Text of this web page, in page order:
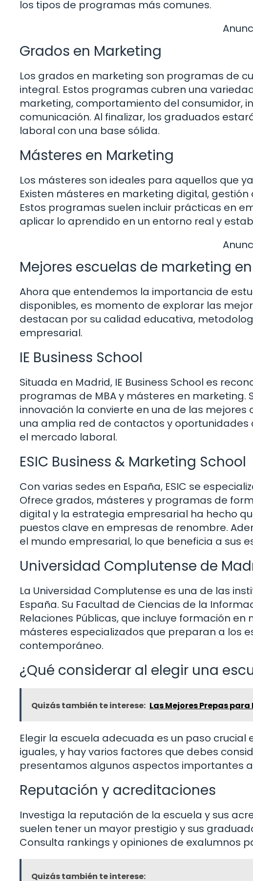
los tipos de programas más comunes.
Grados en Marketing
Los grados en marketing son programas de
integral. Estos programas cubren una
marketing, comportamiento del consumidor,
comunicación. Al finalizar, los graduados
laboral con una base sólida.
Másteres en Marketing
Los másteres son ideales para aquellos que
Existen másteres en marketing digital,
Estos programas suelen incluir prácticas en
aplicar lo aprendido en un entorno real y
Mejores escuelas de marketing
Ahora que entendemos la importancia de
disponibles, es momento de explorar las
destacan por su calidad educativa,
empresarial.
IE Business School
Situada en Madrid, IE Business School es
programas de MBA y másteres en marketing.
innovación la convierte en una de las mejores
una amplia red de contactos y oportunidades
el mercado laboral.
ESIC Business & Marketing School
Con varias sedes en España, ESIC se
Ofrece grados, másteres y programas de
digital y la estrategia empresarial ha hecho
puestos clave en empresas de renombre.
el mundo empresarial, lo que beneficia a sus
Universidad Complutense de
La Universidad Complutense es una de las
España. Su Facultad de Ciencias de la
Relaciones Públicas, que incluye formación
másteres especializados que preparan a los
contemporáneo.
¿Qué considerar al elegir una
Quizás también te interese: Las Mejores Prepas
Elegir la escuela adecuada es un paso
iguales, y hay varios factores que debes
presentamos algunos aspectos importantes
Reputación y acreditaciones
Investiga la reputación de la escuela y sus
suelen tener un mayor prestigio y sus
Consulta rankings y opiniones de exalumnos
Quizás también te interese: